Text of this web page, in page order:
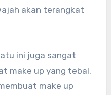
akan terangkat
ini juga sangat
make up yang tebal.
make up